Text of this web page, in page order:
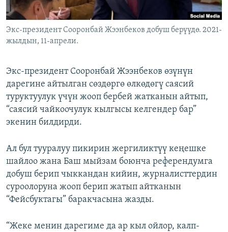
ЭЕ/АРнун бардык сайттары
Экс-президент Сооронбай Жээнбеков добуш берүүдө. 2021-
жылдын, 11-апрели.
Экс-президент Сооронбай Жээнбеков өзүнүн
дарегине айтылган сөздөргө өлкөдөгү саясий
туруктуулук үчүн жооп бербей жатканын айтып,
“саясий чайкоочулук кылгысы келгендер бар”
экенин билдирди.
Ал бул тууралуу пикирин жергиликтүү кеңешке
шайлоо жана Баш мыйзам боюнча референдумга
добуш берип чыккандан кийин, журналисттердин
суроолоруна жооп берип жатып айтканын
“Фейсбуктагы” баракчасына жазды.
“Жеке менин дарегиме да ар кыл ойлор, калп-